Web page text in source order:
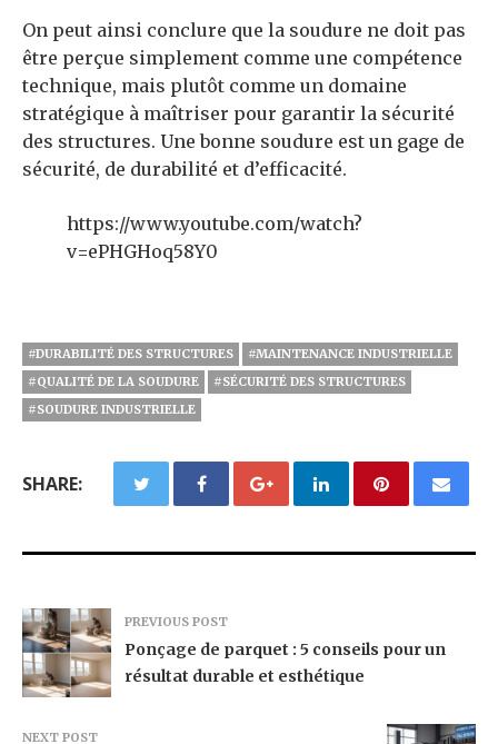
On peut ainsi conclure que la soudure ne doit pas
être perçue simplement comme une compétence
technique, mais plutôt comme un domaine
stratégique à maîtriser pour garantir la sécurité
des structures. Une bonne soudure est un gage de
sécurité, de durabilité et d’efficacité.
https://www.youtube.com/watch?
v=ePHGHoq58Y0
#DURABILITÉ DES STRUCTURES
#MAINTENANCE INDUSTRIELLE
#QUALITÉ DE LA SOUDURE
#SÉCURITÉ DES STRUCTURES
#SOUDURE INDUSTRIELLE
SHARE:
PREVIOUS POST
Ponçage de parquet : 5 conseils pour un
résultat durable et esthétique
NEXT POST